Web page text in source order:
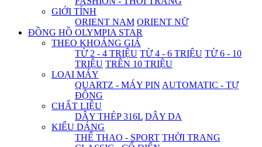
GIỚI TÍNH
ORIENT NAM ORIENT NỮ
ĐỒNG HỒ OLYMPIA STAR
THEO KHOẢNG GIÁ
TỪ 2 - 4 TRIỆU TỪ 4 - 6 TRIỆU TỪ 6 - 10
TRIỆU TRÊN 10 TRIỆU
LOẠI MÁY
QUARTZ - MÁY PIN AUTOMATIC - TỰ
ĐỘNG
CHẤT LIỆU
DÂY THÉP 316L DÂY DA
KIỂU DÁNG
THỂ THAO - SPORT THỜI TRANG